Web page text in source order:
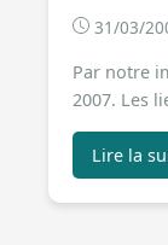
31/03/
Par notre
2007. Les
Lire la